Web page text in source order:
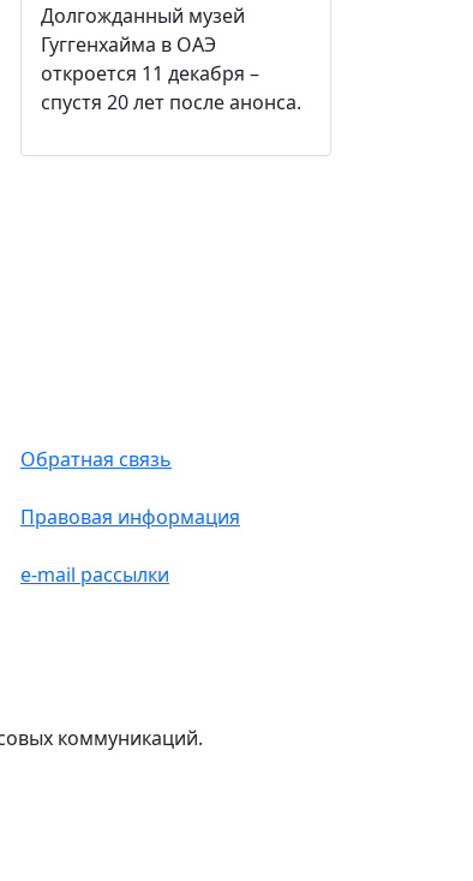
Долгожданный музей
Гуггенхайма в ОАЭ
откроется 11 декабря –
спустя 20 лет после анонса.
Обратная связь
Правовая информация
e-mail рассылки
коммуникаций.